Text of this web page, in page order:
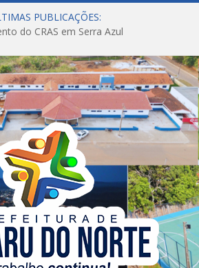
PUBLICAÇÕES:
do CRAS em Serra Azul